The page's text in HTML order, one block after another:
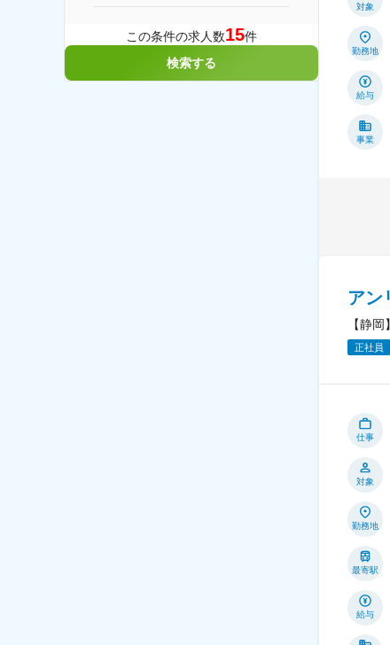
この条件の求人数15件
検索する
対象
勤務地
給与
事業
アン
【静
正社員
仕事
対象
勤務地
最寄駅
給与